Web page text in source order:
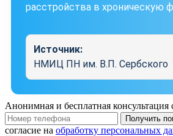
расстройства в хроническую
Источник:
НМИЦ ПН им. В.П. Сербского
Анонимная и бесплатная консультация
Получить
согласие на обработку персональных